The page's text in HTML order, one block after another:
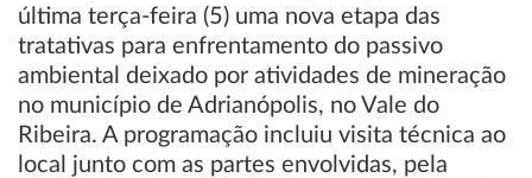
última terça-feira (5) uma nova etapa das
tratativas para enfrentamento do passivo
ambiental deixado por atividades de mineração
no município de Adrianópolis, no Vale do
Ribeira. A programação incluiu visita técnica ao
local junto com as partes envolvidas, pela